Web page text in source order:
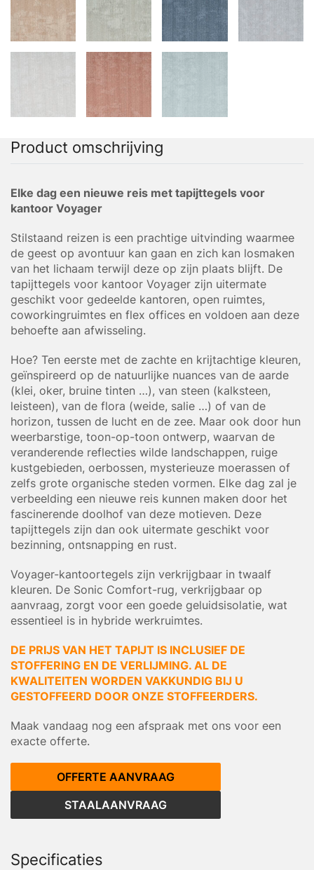
Product omschrijving
Elke dag een nieuwe reis met tapijttegels voor
kantoor Voyager
Stilstaand reizen is een prachtige uitvinding waarmee
de geest op avontuur kan gaan en zich kan losmaken
van het lichaam terwijl deze op zijn plaats blijft. De
tapijttegels voor kantoor Voyager zijn uitermate
geschikt voor gedeelde kantoren, open ruimtes,
coworkingruimtes en flex offices en voldoen aan deze
behoefte aan afwisseling.
Hoe? Ten eerste met de zachte en krijtachtige kleuren,
geïnspireerd op de natuurlijke nuances van de aarde
(klei, oker, bruine tinten …), van steen (kalksteen,
leisteen), van de flora (weide, salie …) of van de
horizon, tussen de lucht en de zee. Maar ook door hun
weerbarstige, toon-op-toon ontwerp, waarvan de
veranderende reflecties wilde landschappen, ruige
kustgebieden, oerbossen, mysterieuze moerassen of
zelfs grote organische steden vormen. Elke dag zal je
verbeelding een nieuwe reis kunnen maken door het
fascinerende doolhof van deze motieven. Deze
tapijttegels zijn dan ook uitermate geschikt voor
bezinning, ontsnapping en rust.
Voyager-kantoortegels zijn verkrijgbaar in twaalf
kleuren. De Sonic Comfort-rug, verkrijgbaar op
aanvraag, zorgt voor een goede geluidsisolatie, wat
essentieel is in hybride werkruimtes.
DE PRIJS VAN HET TAPIJT IS INCLUSIEF DE
STOFFERING EN DE VERLIJMING. AL DE
KWALITEITEN WORDEN VAKKUNDIG BIJ U
GESTOFFEERD DOOR ONZE STOFFEERDERS.
Maak vandaag nog een afspraak met ons voor een
exacte offerte.
OFFERTE AANVRAAG
STAALAANVRAAG
Specificaties